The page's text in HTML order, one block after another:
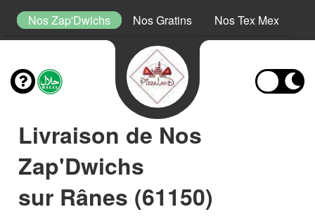
Nos Zap'Dwichs Nos Gratins Nos Tex Mex
Livraison de Nos
Zap'Dwichs
sur Rânes (61150)